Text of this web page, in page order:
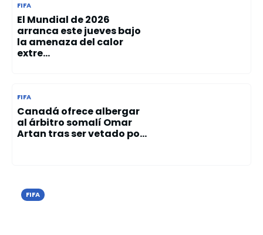
FIFA
El Mundial de 2026
arranca este jueves bajo
la amenaza del calor
extre...
FIFA
Canadá ofrece albergar
al árbitro somalí Omar
Artan tras ser vetado po...
FIFA